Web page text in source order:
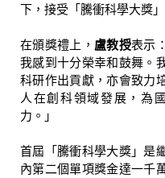
下，接受「騰衝科學大獎
在頒獎禮上， 盧教授表示
我感到十分榮幸和鼓舞。
科研作出貢獻，亦會致力
人在創科領域發展，為
力。」
首屆「騰衝科學大獎」是
內第二個單項獎金達一千